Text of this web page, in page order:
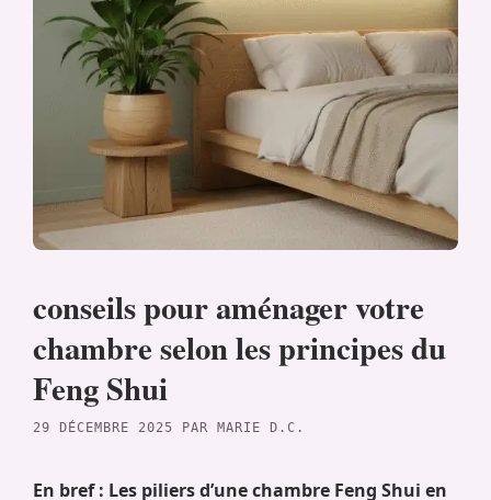
conseils pour aménager votre
chambre selon les principes du
Feng Shui
29 DÉCEMBRE 2025 PAR MARIE D.C.
En bref : Les piliers d’une chambre Feng Shui en